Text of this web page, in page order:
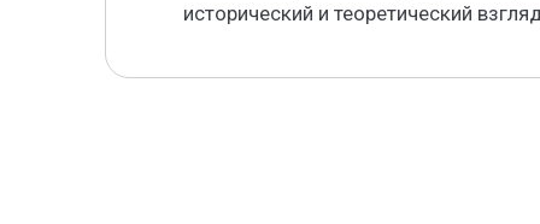
исторический и теоретический